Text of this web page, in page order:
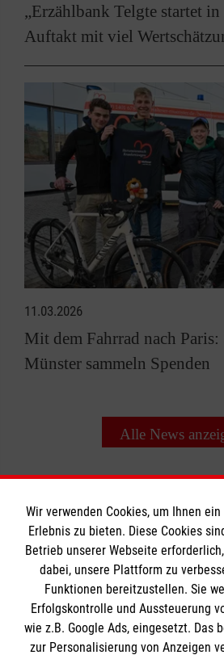
„Erzählbank Telgte startet in
Auftakt mit viel
11.03.2026
Mit dem Fahrrad nach Paris:
Münster sammeln Spenden
Alle News
Informationen
Impressum
Datenschutz
Die Malteser
Wir verwenden Cookies, um Ihnen
Erlebnis zu bieten. Diese Cookies
Betrieb unserer Webseite
dabei, unsere Plattform zu
Funktionen bereitzustellen. Sie
Erfolgskontrolle und Aussteuerung
wie z.B. Google Ads, eingesetzt. Das
zur Personalisierung von Anzeigen